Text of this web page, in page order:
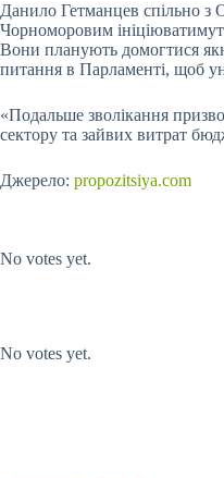
Данило Гетманцев спільно
Чорноморовим
Вони планують домогтися
питання в Парламенті, щоб
«Подальше зволікання
сектору та зайвих витрат
Джерело: propozitsiya.com
No votes yet.
No votes yet.